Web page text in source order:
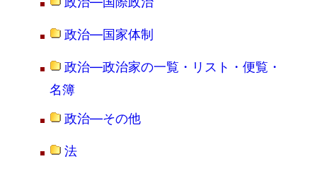
政治―国家体制
政治―政治家の一覧・リスト・便覧・
名簿
政治―その他
法